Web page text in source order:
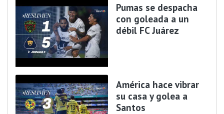
Pumas se despacha
con goleada a un
débil FC Juárez
América hace vibrar
su casa y golea a
Santos